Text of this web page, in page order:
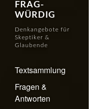
FRAG-
WÜRDIG
Denkangebote für
Skeptiker &
Glaubende
Textsammlung
Fragen &
Antworten